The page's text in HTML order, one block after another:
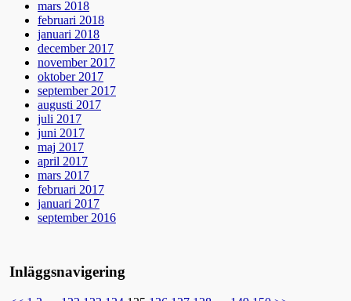
mars 2018
februari 2018
januari 2018
december 2017
november 2017
oktober 2017
september 2017
augusti 2017
juli 2017
juni 2017
maj 2017
april 2017
mars 2017
februari 2017
januari 2017
september 2016
Inläggsnavigering